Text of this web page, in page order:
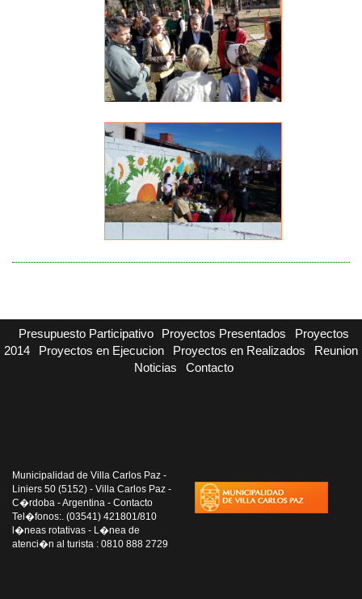
Presupuesto Participativo Proyectos Presentados
Proyectos
2014
Proyectos en Ejecucion Proyectos en Realizados
Reunion
Noticias
Contacto
Municipalidad de Villa Carlos Paz -
Liniers 50 (5152) - Villa Carlos Paz -
C�rdoba - Argentina - Contacto
Tel�fonos:. (03541) 421801/810
l�neas rotativas - L�nea de
atenci�n al turista : 0810 888 2729